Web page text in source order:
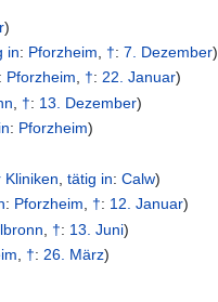
)
in: Pforzheim †:7. Dezember)
: Pforzheim, †:22. Januar)
†: 13. Dezember)
: Pforzheim)
Kliniken ,tätig in:Calw)
: Pforzheim, †: 12. Januar)
†: 13. Juni)
, †:26. März)